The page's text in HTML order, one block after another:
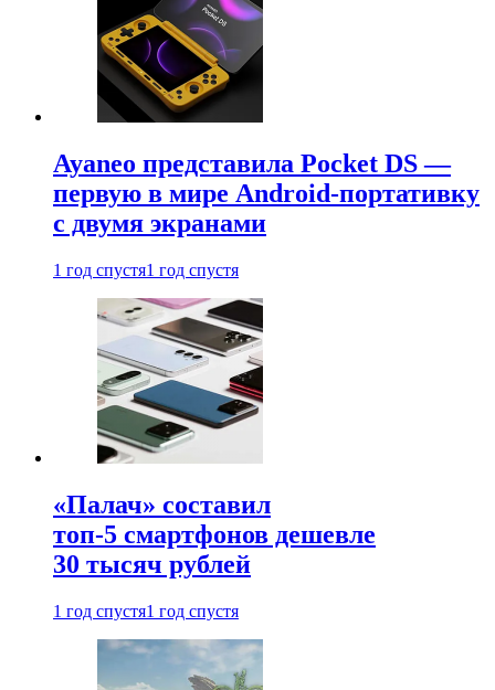
Ayaneo представила Pocket DS —
первую в мире Android-портативку
с двумя экранами
1 год спустя1 год спустя
«Палач» составил
топ-5 смартфонов дешевле
30 тысяч рублей
1 год спустя1 год спустя